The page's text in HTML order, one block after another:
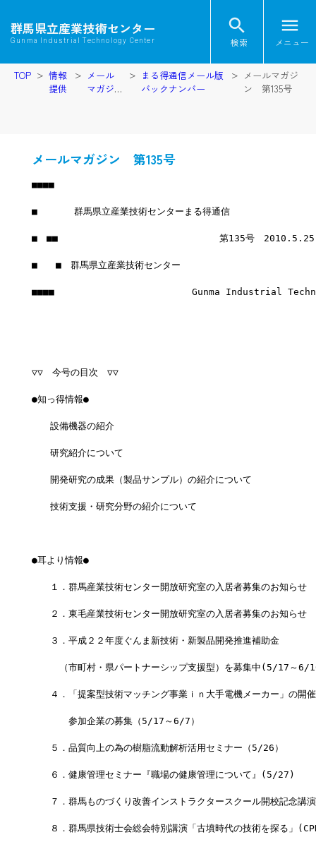
群馬県立産業技術センター
Gunma Industrial Technology Center
search
検索
menu
メニュー
TOP
情報
提供
メール
マガジ
まる得通信メール版
バックナンバー
メールマガジ
ン 第135号
メールマガジン 第135号
■■■■
■　　　　群馬県立産業技術センターまる得通信
■　■■　　　　　　　　　　　　　　　　　 第135号　2010.5.25
■　　■　群馬県立産業技術センター
■■■■　　　　　　　　　　　　　　　Gunma Industrial
▽▽　今号の目次　▽▽
●知っ得情報●
設備機器の紹介
研究紹介について
開発研究の成果（製品サンプル）の紹介について
技術支援・研究分野の紹介について
●耳より情報●
１．群馬産業技術センター開放研究室の入居者募集のお知らせ
２．東毛産業技術センター開放研究室の入居者募集のお知らせ
３．平成２２年度ぐんま新技術・新製品開発推進補助金
（市町村・県パートナーシップ支援型）を募集中(5/17～6/
４．「提案型技術マッチング事業ｉｎ大手電機メーカー」の開
参加企業の募集（5/17～6/7）
５．品質向上の為の樹脂流動解析活用セミナー（5/26）
６．健康管理セミナー『職場の健康管理について』(5/27)
７．群馬ものづくり改善インストラクタースクール開校記念講
８．群馬県技術士会総会特別講演「古墳時代の技術を探る」